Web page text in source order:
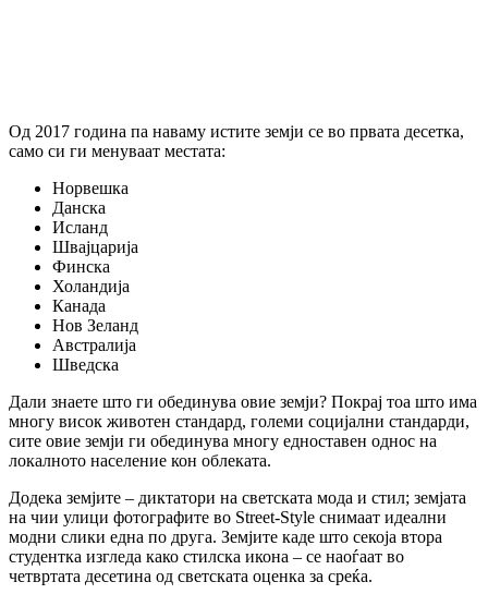
Од 2017 година па наваму истите земји се во првата десетка,
само си ги менуваат местата:
Норвешка
Данска
Исланд
Швајцарија
Финска
Холандија
Канада
Нов Зеланд
Австралија
Шведска
Дали знаете што ги обединува овие земји? Покрај тоа што има
многу висок животен стандард, големи социјални стандарди,
сите овие земји ги обединува многу едноставен однос на
локалното население кон облеката.
Додека земјите – диктатори на светската мода и стил; земјата
на чии улици фотографите во Street-Style снимаат идеални
модни слики една по друга. Земјите каде што секоја втора
студентка изгледа како стилска икона – се наоѓаат во
четвртата десетина од светската оценка за среќа.